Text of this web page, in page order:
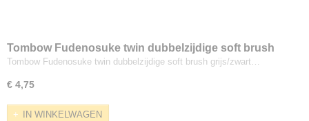
Tombow Fudenosuke twin dubbelzijdige soft brush
grijs/zwart
Tombow Fudenosuke twin dubbelzijdige soft brush grijs/zwart…
€ 4,75
IN WINKELWAGEN